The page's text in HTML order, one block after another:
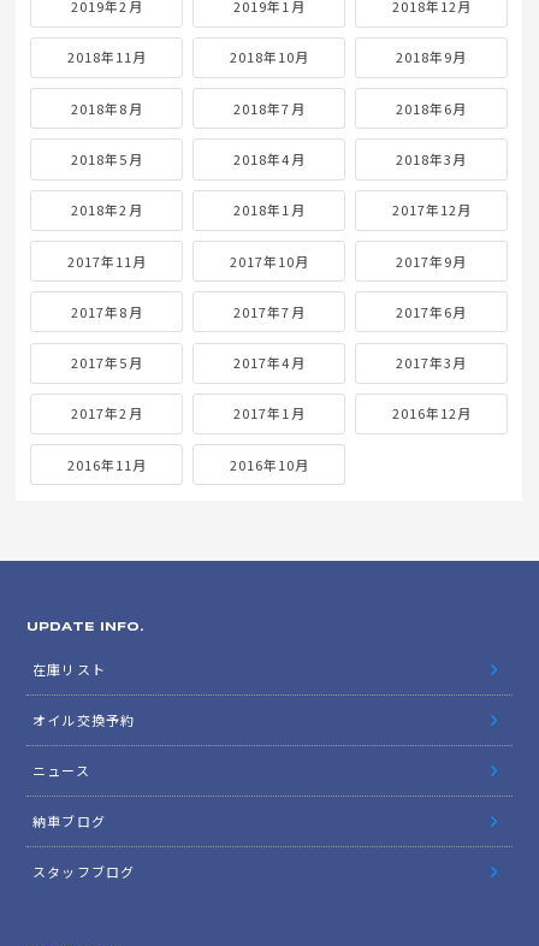
2020年2月 2020年1月 2019年12月
2019年11月 2019年10月 2019年9月
2019年8月 2019年7月 2019年6月
2019年5月 2019年4月 2019年3月
2019年2月 2019年1月 2018年12月
2018年11月 2018年10月 2018年9月
2018年8月 2018年7月 2018年6月
2018年5月 2018年4月 2018年3月
2018年2月 2018年1月
2016年11月 2016年10月
UPDATE INFO.